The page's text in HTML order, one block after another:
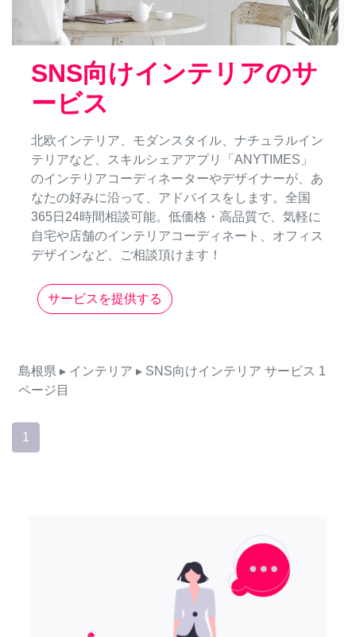
SNS向けインテリアのサ
ービス
北欧インテリア、モダンスタイル、ナチュラルイン
テリアなど、スキルシェアアプリ「ANYTIMES」
のインテリアコーディネーターやデザイナーが、あ
なたの好みに沿って、アドバイスをします。全国
365日24時間相談可能。低価格・高品質で、気軽に
自宅や店舗のインテリアコーディネート、オフィス
デザインなど、ご相談頂けます！
サービスを提供する
島根県 ▸ インテリア ▸ SNS向けインテリア サービス 1
ページ目
1